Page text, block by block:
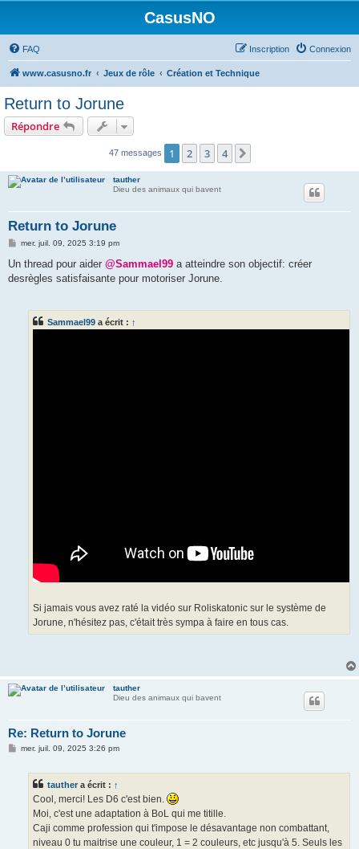
CasusNO
FAQ Connexion
Inscription
www.casusno.fr Jeux de rôle Création et Technique
Return to Jorune
Répondre
47 messages 1 2 3 4
tauther
Dieu des animaux qui bavent
Return to Jorune
M
s
a
mer. juil. 09, 2025 3:19 pm
Un thread pour aider @Sammael99 a atteindre son objectif: créer
desrègles satisfaisante pour motoriser Jorune.
Sammael99 a écrit : ↑
Si jamais vous avez raté la vidéo sur Roliskatonic sur le système de
Jorune, n'hésitez pas, c'était très sympa à faire en tous cas.
tauther
Dieu des animaux qui bavent
Re: Return to Jorune
Mmer. juil. 09, 2025 3:26 pm
tauther a écrit : ↑
Cool, merci! Les D6 c'est bien.
Moi, c'est une adaptation à BoL qui me titille.
Caji comme profession qui t'impose le désavantage non combattant,
niveau 0 tu maitrise une couleur, 1 = 2 couleurs, etc jusqu'à 5. Seuls les